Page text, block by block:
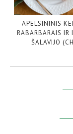
APELSININIS
RABARBARAIS IR
ŠALAVIJO